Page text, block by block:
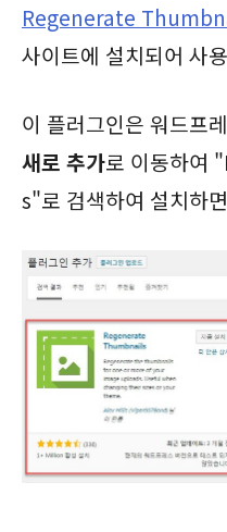
Regenerate
사이트에 설치되어 사
이 플러그인은 워드프
새로 추가로 이동하여
s"로 검색하여 설치하